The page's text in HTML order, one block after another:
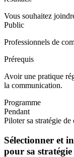
Vous souhaitez
Public
Professionnels de
Prérequis
Avoir une pratique
la communication.
Programme
Pendant
Piloter sa stratégie
Sélectionner et
pour sa